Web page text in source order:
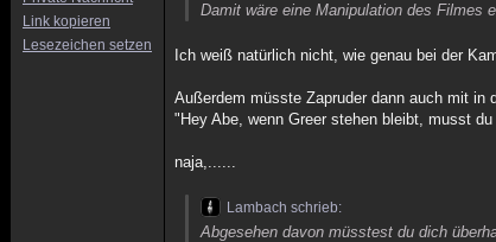
Link kopieren
Lesezeichen setzen
Damit wäre eine Manipulation des Filmes
Ich weiß natürlich nicht, wie genau bei der
Außerdem müsste Zapruder dann auch mit in
"Hey Abe, wenn Greer stehen bleibt, musst
naja,......
Lambach schrieb:
Abgesehen davon müsstest du dich